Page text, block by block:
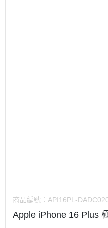
商品編號： API16PL-
Apple iPhone 16 Plus